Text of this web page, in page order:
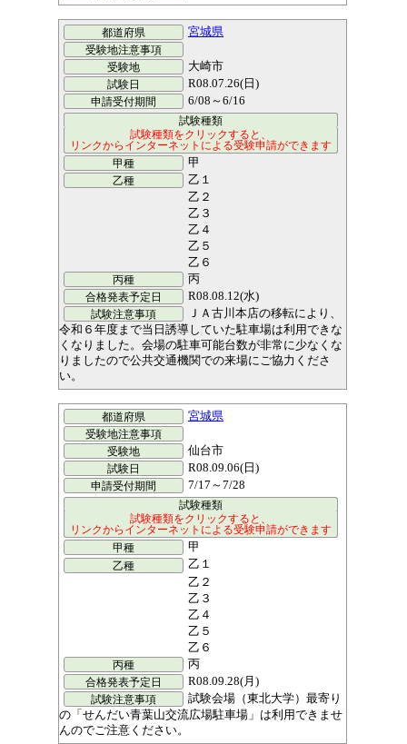
宮城県
大崎市
R08.07.26(日)
6/08～6/16
甲
乙１
乙２
乙３
乙４
乙５
乙６
丙
R08.08.12(水)
ＪＡ古川本店の移転により、
令和６年度まで当日誘導していた駐車場は利用できな
くなりました。会場の駐車可能台数が非常に少なくな
りましたので公共交通機関での来場にご協力くださ
い。
宮城県
仙台市
R08.09.06(日)
7/17～7/28
甲
乙１
乙２
乙３
乙４
乙５
乙６
丙
R08.09.28(月)
試験会場（東北大学）最寄り
の「せんだい青葉山交流広場駐車場」は利用できませ
んのでご注意ください。